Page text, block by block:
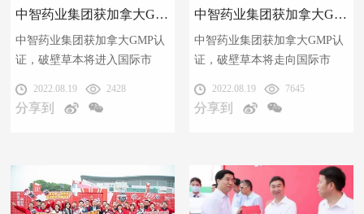
中智药业集团获加拿大GMP认证
中智药业集团获加拿大GMP认
证，破壁草本将进入国际市
破。
2022.08.19 2428
分享到
中智药业集团获加拿大GMP认证
中智药业集团获加拿大GMP认
证，破壁草本将走向国际市
破。
2022.08.19 7645
分享到